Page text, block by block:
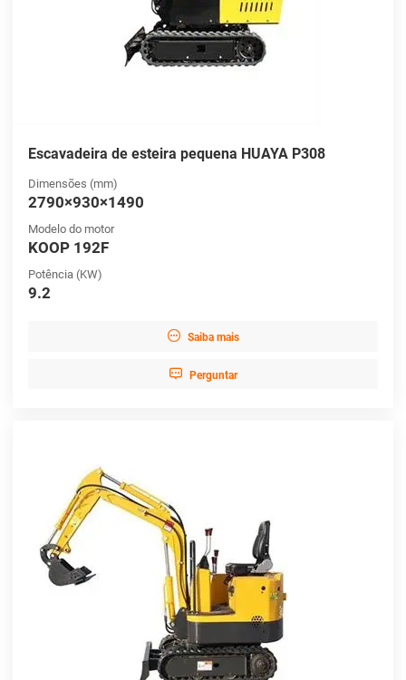
Escavadeira de esteira pequena HUAYA P308
Dimensões (mm)
2790×930×1490
Modelo do motor
KOOP 192F
Potência (KW)
9.2
 Saiba mais
 Perguntar